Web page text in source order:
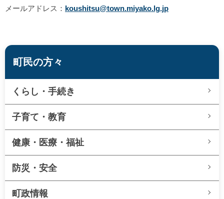
メールアドレス： koushitsu@town.miyako.lg.jp
町民の方々
くらし・手続き
子育て・教育
健康・医療・福祉
防災・安全
町政情報